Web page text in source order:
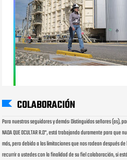
COLABORACIÓN
Para nuestros seguidores y demás: Distinguidos señores (as),
NADA QUE OCULTAR R.D", está trabajando duramente para
más, pero debido a las limitaciones que nos rodean después
recurrir a ustedes con la finalidad de su fiel colaboración, si